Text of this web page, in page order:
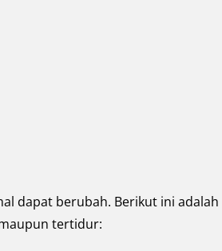
dapat berubah. Berikut ini adalah
tertidur: